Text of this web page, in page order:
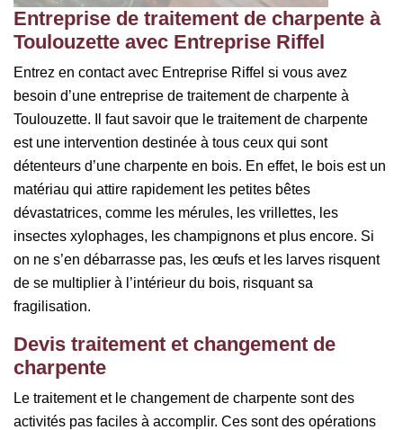
Entreprise de traitement de charpente à
Toulouzette avec Entreprise Riffel
Entrez en contact avec Entreprise Riffel si vous avez
besoin d’une entreprise de traitement de charpente à
Toulouzette. Il faut savoir que le traitement de charpente
est une intervention destinée à tous ceux qui sont
détenteurs d’une charpente en bois. En effet, le bois est un
matériau qui attire rapidement les petites bêtes
dévastatrices, comme les mérules, les vrillettes, les
insectes xylophages, les champignons et plus encore. Si
on ne s’en débarrasse pas, les œufs et les larves risquent
de se multiplier à l’intérieur du bois, risquant sa
fragilisation.
Devis traitement et changement de
charpente
Le traitement et le changement de charpente sont des
activités pas faciles à accomplir. Ces sont des opérations